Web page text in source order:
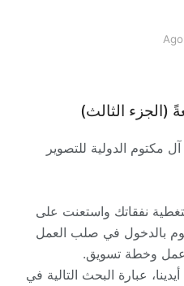
(الجزء الثالث)
مكتوم الدولية للتصوير
نفقاتك واستعنت على
بالدخول في صلب العمل
وخطة تسويق.
عبارة البحث التالية في